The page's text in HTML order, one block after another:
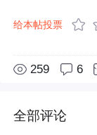
给本帖投票
259 6
全部评论